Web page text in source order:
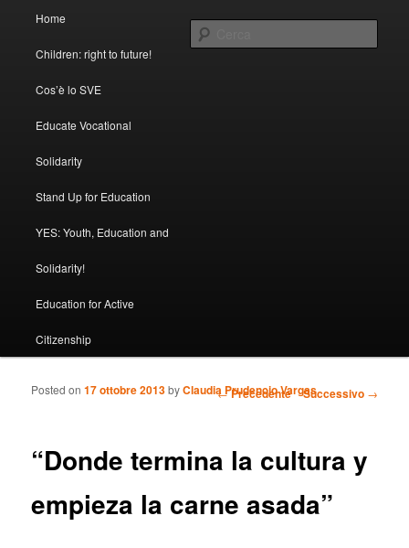
SVE con FOCSIV
Vai al contenuto principale
Vai al contenuto secondario
Home
Children: right to future!
Cos’è lo SVE
Educate Vocational
Solidarity
Stand Up for Education
YES: Youth, Education and
Solidarity!
Education for Active
Citizenship
Navigazione articolo
←Precedente Successivo →
“Donde termina la cultura y
empieza la carne asada”
Posted on17 ottobre 2013byClaudia Prudencio Vargas